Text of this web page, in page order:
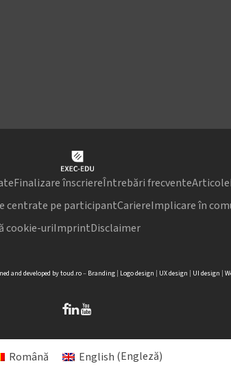
Finalizare înscriereÎntrebări frecventeArticole
centrate pe participantCariereImplicare în
cookie-uriImprintDisclaimer
and developed bytoud.ro– Branding| Logodesign UX design UI design
Română English (Engleză)